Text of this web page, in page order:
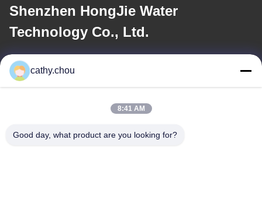
Shenzhen HongJie Water
Technology Co., Ltd.
이메일
cathy@szhjwater.com
우리 주소
cathy.chou
8:41 AM
Good day, what product are you looking for?